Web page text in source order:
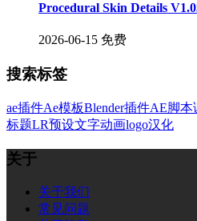
Procedural Skin Details
2026-06-15 免费
搜索标签
ae插件Ae模板Blender插件AE脚本
标题LR预设文字动画logo汉化
关于
关于我们
常见问题